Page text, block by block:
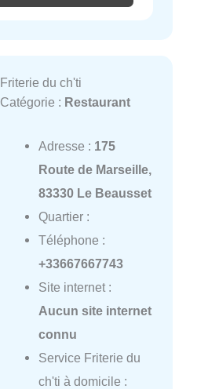
Friterie du ch'ti
Catégorie : Restaurant
Adresse : 175
Route de Marseille,
83330 Le Beausset
Quartier :
Téléphone :
+33667667743
Site internet :
Aucun site internet
connu
Service Friterie du
ch'ti à domicile :